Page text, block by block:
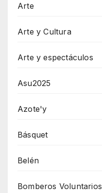
Arte
Arte y Cultura
Arte y espectáculos
Asu2025
Azote'y
Básquet
Belén
Bomberos Voluntarios